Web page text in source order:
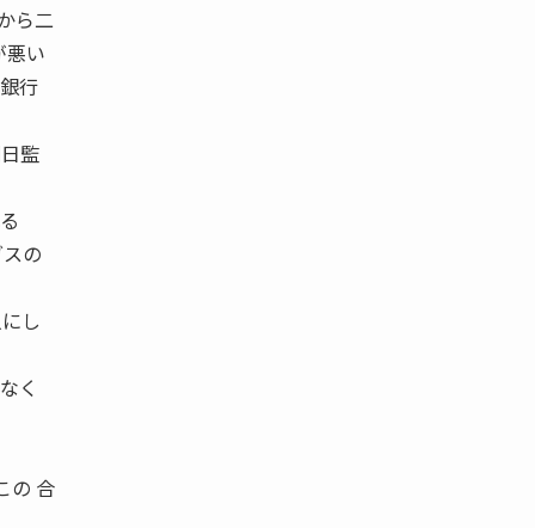
ら二
悪い
行
監
の
し
く
の 合